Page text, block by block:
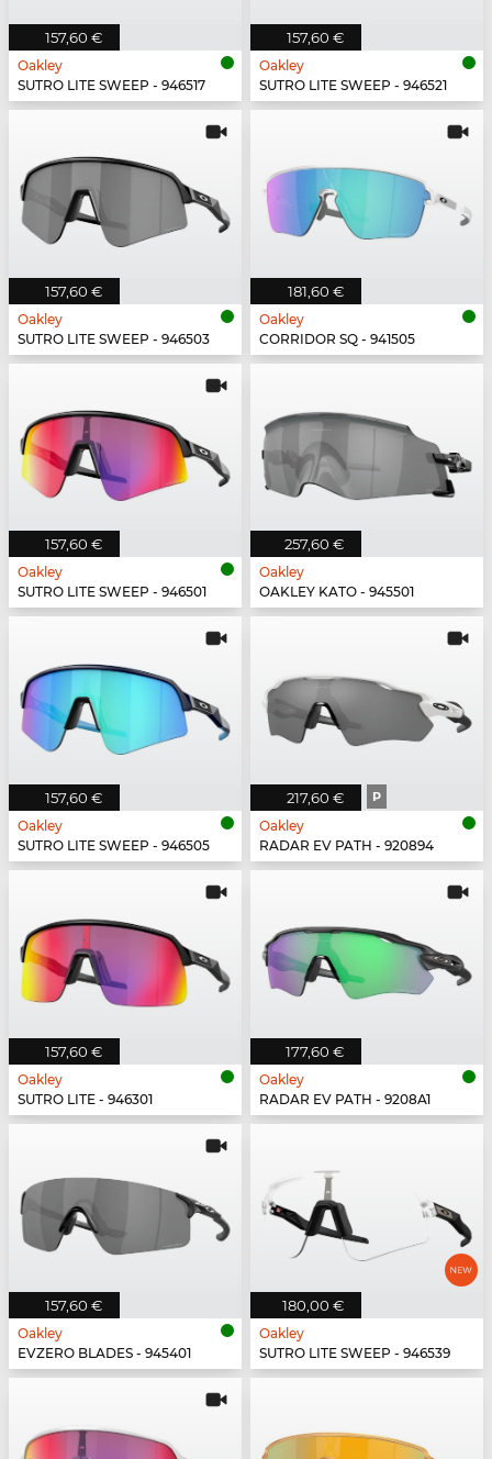
157,60 €
Oakley
SUTRO LITE SWEEP - 946517
157,60 €
Oakley
SUTRO LITE SWEEP - 946521
157,60 €
Oakley
SUTRO LITE SWEEP - 946503
181,60 €
Oakley
CORRIDOR SQ - 941505
157,60 €
Oakley
SUTRO LITE SWEEP - 946501
257,60 €
Oakley
OAKLEY KATO - 945501
157,60 €
Oakley
SUTRO LITE SWEEP - 946505
217,60 € P
Oakley
RADAR EV PATH - 920894
157,60 €
Oakley
SUTRO LITE - 946301
177,60 €
Oakley
RADAR EV PATH - 9208A1
157,60 €
Oakley
EVZERO BLADES - 945401
180,00 €
Oakley
SUTRO LITE SWEEP - 946539